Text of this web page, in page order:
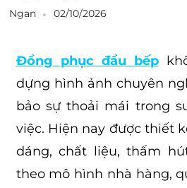
Ngan 02/10/2026
Đồng phục đầu bếp
dựng hình ảnh chuyên
bảo sự thoải mái trong
việc. Hiện nay được thiết
dáng, chất liệu, thấm
theo mô hình nhà hàng,